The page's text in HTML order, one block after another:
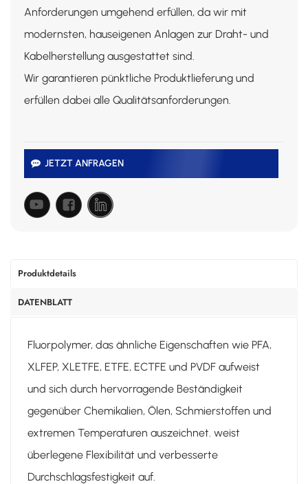
Anforderungen umgehend erfüllen, da wir mit
modernsten, hauseigenen Anlagen zur Draht- und
Kabelherstellung ausgestattet sind.
Wir garantieren pünktliche Produktlieferung und
erfüllen dabei alle Qualitätsanforderungen.
JETZT ANFRAGEN
Produktdetails
DATENBLATT
Fluorpolymer, das ähnliche Eigenschaften wie PFA,
XLFEP, XLETFE, ETFE, ECTFE und PVDF aufweist
und sich durch hervorragende Beständigkeit
gegenüber Chemikalien, Ölen, Schmierstoffen und
extremen Temperaturen auszeichnet. weist
überlegene Flexibilität und verbesserte
Durchschlagsfestigkeit auf.